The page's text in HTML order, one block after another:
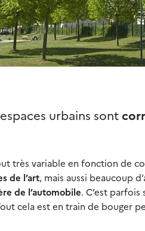
urbains sont
très variable en fonction de
de l’art, mais aussi beaucoup
de l’automobile. C’est
cela est en train de bouger